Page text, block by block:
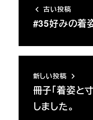
古い投稿
#35好みの着
新しい投稿
冊子「着姿と
しました。